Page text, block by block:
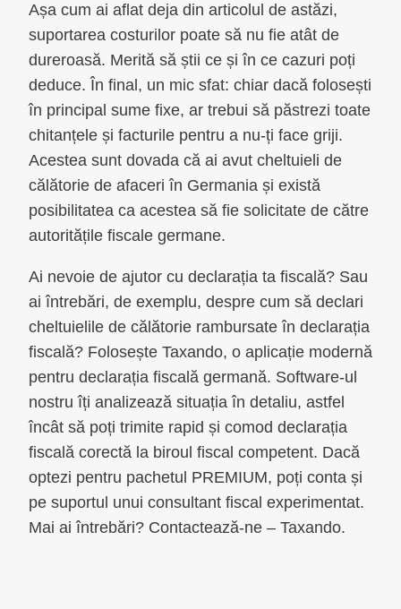
Așa cum ai aflat deja din articolul de astăzi,
suportarea costurilor poate să nu fie atât de
dureroasă. Merită să știi ce și în ce cazuri poți
deduce. În final, un mic sfat: chiar dacă folosești
în principal sume fixe, ar trebui să păstrezi toate
chitanțele și facturile pentru a nu-ți face griji.
Acestea sunt dovada că ai avut cheltuieli de
călătorie de afaceri în Germania și există
posibilitatea ca acestea să fie solicitate de către
autoritățile fiscale germane.
Ai nevoie de ajutor cu declarația ta fiscală? Sau
ai întrebări, de exemplu, despre cum să declari
cheltuielile de călătorie rambursate în declarația
fiscală? Folosește Taxando, o aplicație modernă
pentru declarația fiscală germană. Software-ul
nostru îți analizează situația în detaliu, astfel
încât să poți trimite rapid și comod declarația
fiscală corectă la biroul fiscal competent. Dacă
optezi pentru pachetul PREMIUM, poți conta și
pe suportul unui consultant fiscal experimentat.
Mai ai întrebări? Contactează-ne – Taxando.